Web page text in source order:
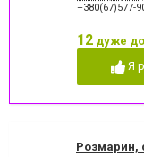
Узбецька кухня
Французька кухня
+380(67)577-
12 дуже
Я
Розмарин,